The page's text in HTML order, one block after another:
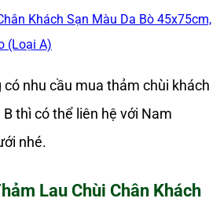
Khách Sạn Màu Da Bò 45x75cm,
(Loại A)
có nhu cầu mua thảm chùi khách
thì có thể liên hệ với Nam
nhé.
Lau Chùi Chân Khách